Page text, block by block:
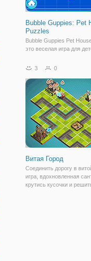
Bubble Guppies: Pet
Puzzles
Bubble Guppies Pet
это веселая игра для
дельфина, который
ли вы помочь им
решая головоломки
Некоторые
3 0
Витая Город
Соединить дорогу в
игра, вдохновленная
крутись кусочки и